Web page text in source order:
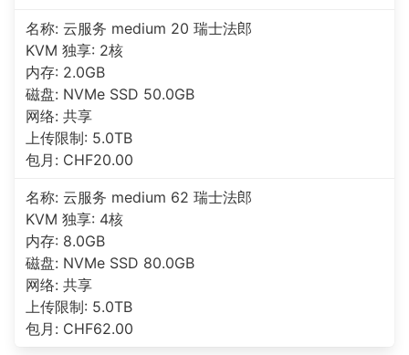
名称: 云服务 medium 20 瑞士法郎
KVM 独享: 2核
内存: 2.0GB
磁盘: NVMe SSD 50.0GB
网络: 共享
上传限制: 5.0TB
包月: CHF20.00
名称: 云服务 medium 62 瑞士法郎
KVM 独享: 4核
内存: 8.0GB
磁盘: NVMe SSD 80.0GB
网络: 共享
上传限制: 5.0TB
包月: CHF62.00